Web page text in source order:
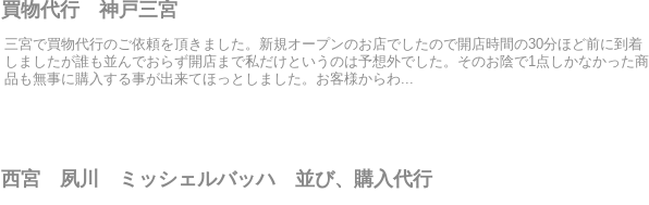
買物代行 神戸三宮
三宮で買物代行のご依頼を頂きました。新規オープンのお店でしたので開店時間の30分ほど前に到着
しましたが誰も並んでおらず開店まで私だけというのは予想外でした。そのお陰で1点しかなかった商
品も無事に購入する事が出来てほっとしました。お客様からわ...
西宮 夙川 ミッシェルバッハ 並び、購入代行